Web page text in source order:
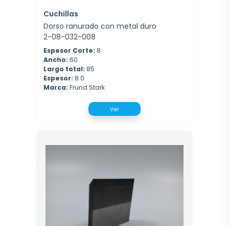
Cuchillas
Dorso ranurado con metal duro
2-08-032-008
Espesor Corte: 8
Ancho: 60
Largo total: 85
Espesor: 8.0
Marca: Frund Stark
Ver